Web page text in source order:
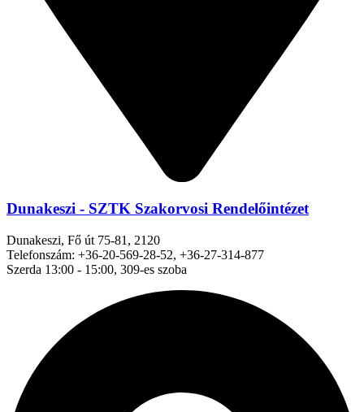
Dunakeszi - SZTK Szakorvosi Rendelőintézet
Dunakeszi, Fő út 75-81, 2120
Telefonszám: +36-20-569-28-52, +36-27-314-877
Szerda 13:00 - 15:00, 309-es szoba